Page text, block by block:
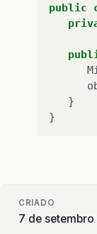
public
}
}
CRIADO
7 de